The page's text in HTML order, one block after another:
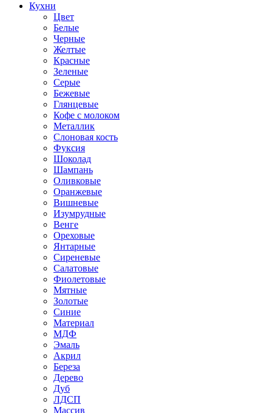
Кухни
Цвет
Белые
Черные
Желтые
Красные
Зеленые
Серые
Бежевые
Глянцевые
Кофе с молоком
Металлик
Слоновая кость
Фуксия
Шоколад
Шампань
Оливковые
Оранжевые
Вишневые
Изумрудные
Венге
Ореховые
Янтарные
Сиреневые
Салатовые
Фиолетовые
Мятные
Золотые
Синие
Материал
МДФ
Эмаль
Акрил
Береза
Дерево
Дуб
ЛДСП
Массив